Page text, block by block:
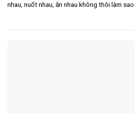
nhau, nuốt nhau, ăn nhau không thôi làm sao